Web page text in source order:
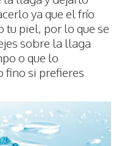
ya que el frío
tu piel, por lo que se
sobre la llaga
o que lo
fino si prefieres